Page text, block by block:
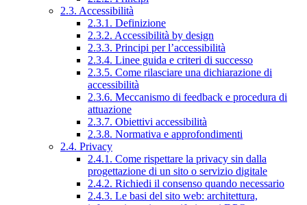
2.3. Accessibilità
2.3.1. Definizione
2.3.2. Accessibilità by design
2.3.3. Principi per l’accessibilità
2.3.4. Linee guida e criteri di successo
2.3.5. Come rilasciare una dichiarazione di
accessibilità
2.3.6. Meccanismo di feedback e procedura di
attuazione
2.3.7. Obiettivi accessibilità
2.3.8. Normativa e approfondimenti
2.4. Privacy
2.4.1. Come rispettare la privacy sin dalla
progettazione di un sito o servizio digitale
2.4.2. Richiedi il consenso quando necessario
2.4.3. Le basi del sito web: architettura,